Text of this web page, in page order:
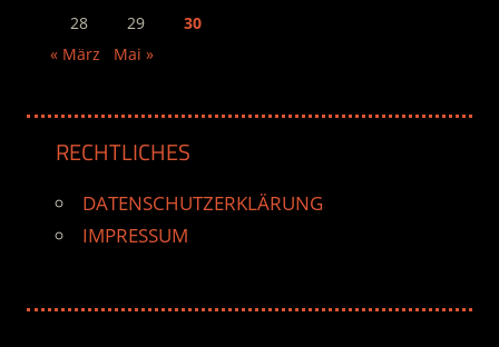
28
29
30
« März
Mai »
RECHTLICHES
DATENSCHUTZERKLÄRUNG
IMPRESSUM